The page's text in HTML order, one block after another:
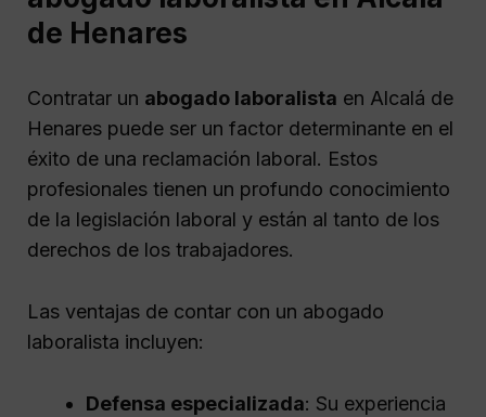
de Henares
Contratar un abogado laboralista en Alcalá de
Henares puede ser un factor determinante en el
éxito de una reclamación laboral. Estos
profesionales tienen un profundo conocimiento
de la legislación laboral y están al tanto de los
derechos de los trabajadores.
Las ventajas de contar con un abogado
laboralista incluyen:
Defensa especializada: Su experiencia